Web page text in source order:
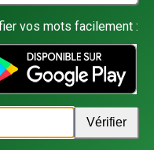
vos mots facilement :